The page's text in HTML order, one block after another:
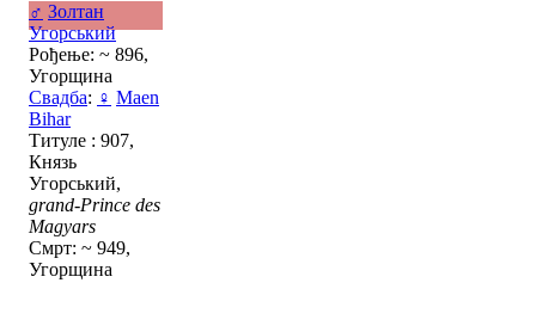
♂ Золтан
Угорський
Рођење: ~ 896,
Угорщина
Свадба: ♀ Maen
Bihar
Титуле : 907,
Князь
Угорський,
grand-Prince des
Magyars
Смрт: ~ 949,
Угорщина